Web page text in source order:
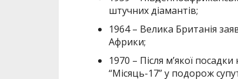
штучних діамантів;
1964 – Велика Британія
Африки;
1970 – Після м’якої
“Місяць-17” у подорож